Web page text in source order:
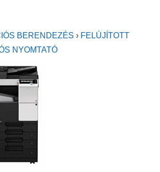
BERENDEZÉS › FELÚJÍTOTT
NYOMTATÓ